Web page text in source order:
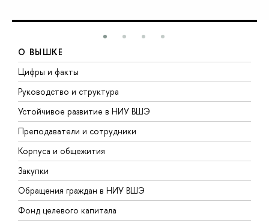
О ВЫШКЕ
Цифры и факты
Руководство и структура
Устойчивое развитие в НИУ ВШЭ
Преподаватели и сотрудники
Корпуса и общежития
Закупки
Обращения граждан в НИУ ВШЭ
Фонд целевого капитала